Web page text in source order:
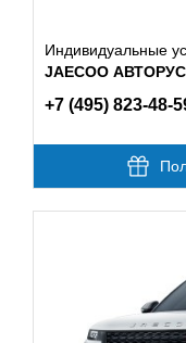
Индивидуальные
JAECOO
+7 (495) 823-48-